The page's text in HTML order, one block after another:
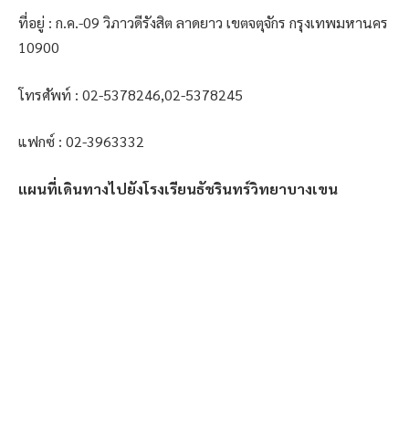
ที่อยู่ : ก.ค.-09 วิภาวดีรังสิต ลาดยาว เขตจตุจักร กรุงเทพมหานคร
10900
โทรศัพท์ : 02-5378246,02-5378245
แฟกซ์ : 02-3963332
แผนที่เดินทางไปยังโรงเรียนธัชรินทร์วิทยาบางเขน